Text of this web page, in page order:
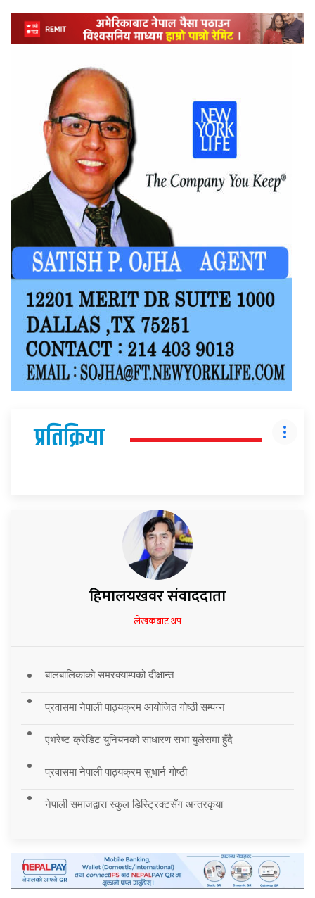
प्रतिक्रिया
हिमालयखवर संवाददाता
लेखकबाट थप
बालबालिकाको समरक्याम्पको दीक्षान्त
प्रवासमा नेपाली पाठ्यक्रम आयोजित गोष्ठी सम्पन्न
एभरेष्ट क्रेडिट युनियनको साधारण सभा युलेसमा हुँदै
प्रवासमा नेपाली पाठ्यक्रम सुधार्न गोष्ठी
नेपाली समाजद्वारा स्कुल डिस्ट्रिक्टसँग अन्तरकृया